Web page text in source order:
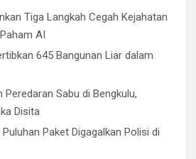
Tiga Langkah Cegah Kejahatan
AI
645 Bangunan Liar dalam
Peredaran Sabu di Bengkulu,
Disita
Paket Digagalkan Polisi di